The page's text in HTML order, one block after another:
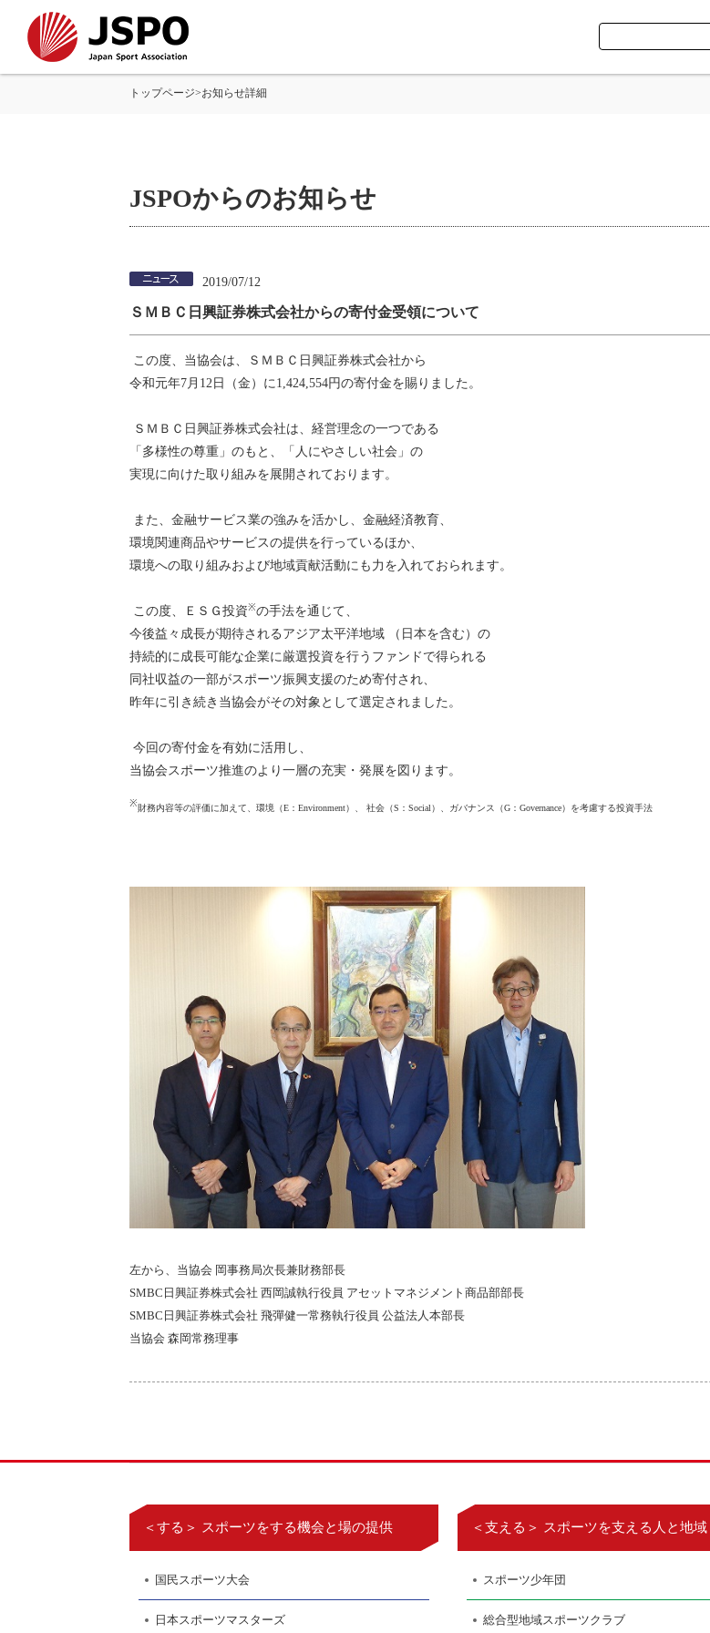
トップページ>お知らせ詳細
JSPOからのお知らせ
2019/07/12
ＳＭＢＣ日興証券株式会社からの寄付金受領について
この度、当協会は、ＳＭＢＣ日興証券株式会社から
令和元年7月12日（金）に1,424,554円の寄付金を賜りました。
ＳＭＢＣ日興証券株式会社は、経営理念の一つである
「多様性の尊重」のもと、「人にやさしい社会」の
実現に向けた取り組みを展開されております。
また、金融サービス業の強みを活かし、金融経済教育、
環境関連商品やサービスの提供を行っているほか、
環境への取り組みおよび地域貢献活動にも力を入れておられます。
この度、ＥＳＧ投資※の手法を通じて、
今後益々成長が期待されるアジア太平洋地域 （日本を含む）の
持続的に成長可能な企業に厳選投資を行うファンドで得られる
同社収益の一部がスポーツ振興支援のため寄付され、
昨年に引き続き当協会がその対象として選定されました。
今回の寄付金を有効に活用し、
当協会スポーツ推進のより一層の充実・発展を図ります。
※財務内容等の評価に加えて、環境（E：Environment）、 社会（S：Social）、ガバナンス（G：Governance）を考慮する投資手法
左から、当協会 岡事務局次長兼財務部長
SMBC日興証券株式会社 西岡誠執行役員 アセットマネジメント商品部部長
SMBC日興証券株式会社 飛彈健一常務執行役員 公益法人本部長
当協会 森岡常務理事
＜する＞ スポーツをする機会と場の提供
国民スポーツ大会
日本スポーツマスターズ
＜支える＞ スポーツを支える人と地域
スポーツ少年団
総合型地域スポーツクラブ